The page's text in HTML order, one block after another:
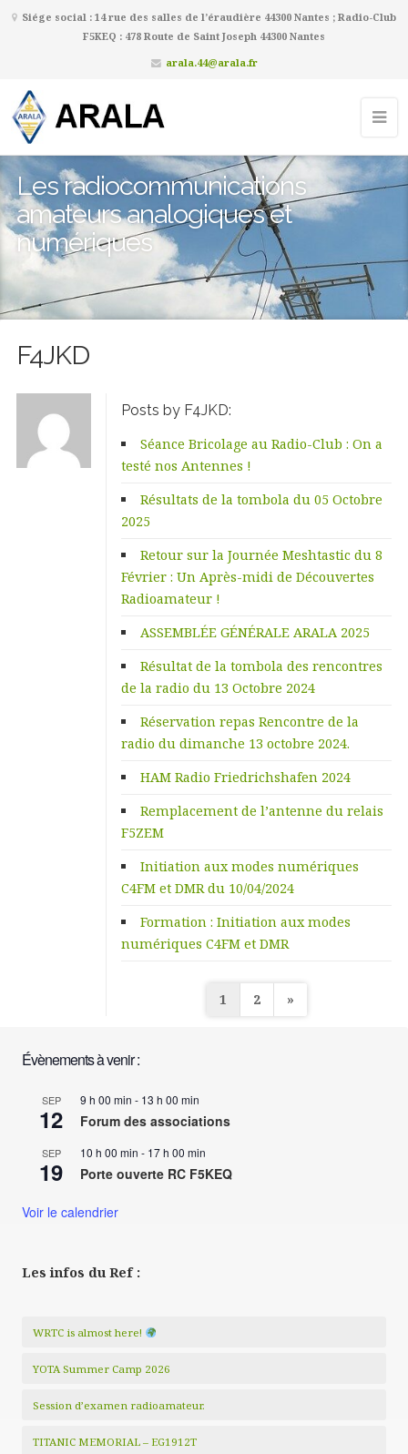
Siége social : 14 rue des salles de l’éraudière 44300 Nantes ; Radio-Club
F5KEQ : 478 Route de Saint Joseph 44300 Nantes
arala.44@arala.fr
Les radiocommunications
amateurs analogiques et
numériques
F4JKD
Posts by F4JKD:
Séance Bricolage au Radio-Club : On a
testé nos Antennes !
Résultats de la tombola du 05 Octobre
2025
Retour sur la Journée Meshtastic du 8
Février : Un Après-midi de Découvertes
Radioamateur !
ASSEMBLÉE GÉNÉRALE ARALA 2025
Résultat de la tombola des rencontres
de la radio du 13 Octobre 2024
Réservation repas Rencontre de la
radio du dimanche 13 octobre 2024.
HAM Radio Friedrichshafen 2024
Remplacement de l’antenne du relais
F5ZEM
Initiation aux modes numériques
C4FM et DMR du 10/04/2024
Formation : Initiation aux modes
numériques C4FM et DMR
Pagination
1 2 »
Évènements à venir :
SEP
12
9 h 00 min - 13 h 00 min
Forum des associations
SEP
19
10 h 00 min - 17 h 00 min
Porte ouverte RC F5KEQ
Voir le calendrier
Les infos du Ref :
WRTC is almost here!
YOTA Summer Camp 2026
Session d’examen radioamateur.
TITANIC MEMORIAL – EG1912T